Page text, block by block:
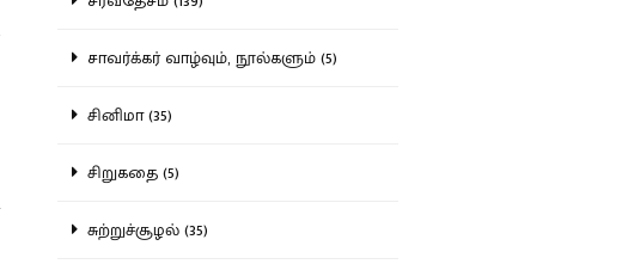
சாவர்க்கர் வாழ்வும், நூல்களும் (5)
சினிமா (35)
சிறுகதை (5)
சுற்றுச்சூழல் (35)